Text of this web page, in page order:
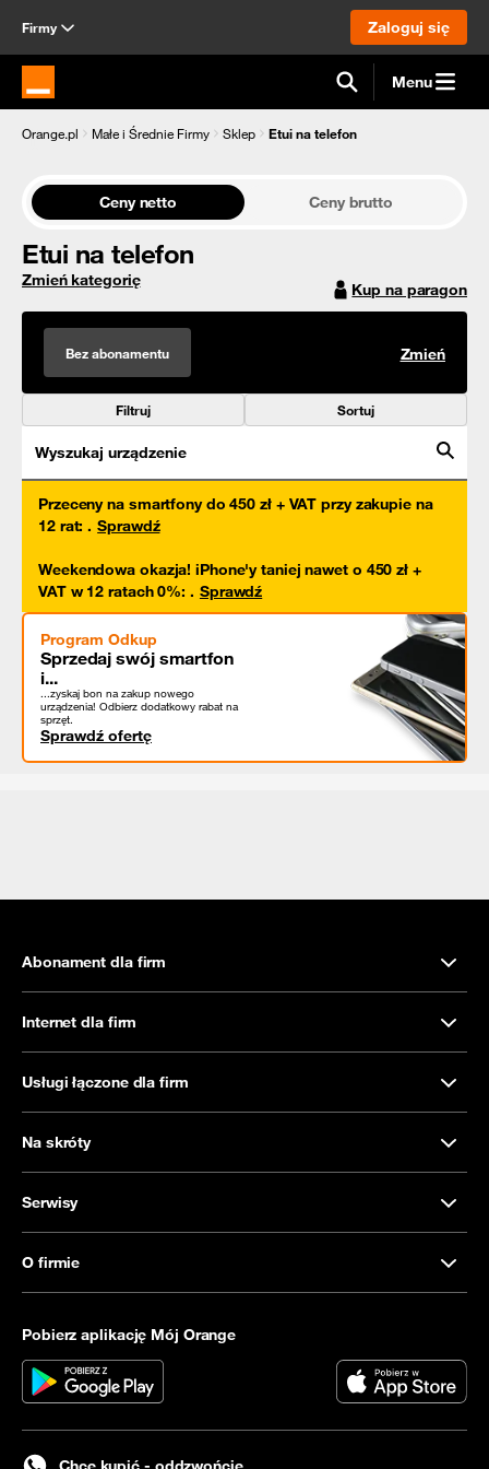
Firmy Zaloguj się
Strona główna Orange.pl Menu
Orange.pl Małe i Średnie Firmy Sklep Etui na telefon
Ceny netto Ceny brutto
Etui na telefon
Zmień kategorię Kup na paragon
Bez abonamentu Zmień
Filtruj Sortuj
Wyszukaj urządzenie
Przeceny na smartfony do 450 zł + VAT przy zakupie na
12 rat: . Sprawdź
Weekendowa okazja! iPhone'y taniej nawet o 450 zł +
VAT w 12 ratach 0%: . Sprawdź
Program Odkup
Sprzedaj swój smartfon
i...
...zyskaj bon na zakup nowego
urządzenia! Odbierz dodatkowy rabat na
sprzęt.
Sprawdź ofertę
Abonament dla firm
Internet dla firm
Usługi łączone dla firm
Na skróty
Serwisy
O firmie
Pobierz aplikację Mój Orange